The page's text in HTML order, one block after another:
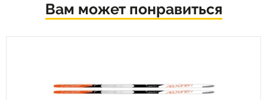
Вам может понравиться